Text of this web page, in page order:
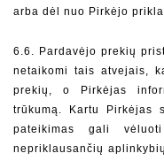
arba dėl nuo Pirkėjo
6.6. Pardavėjo prekių
netaikomi tais atvejais,
prekių, o Pirkėjas
trūkumą. Kartu Pirkėjas
pateikimas gali
nepriklausančių